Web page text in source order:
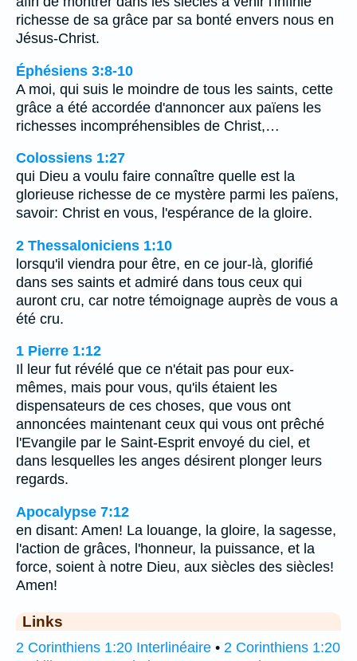
richesse de sa grâce par sa bonté envers nous en
Jésus-Christ.
Éphésiens 3:8-10
A moi, qui suis le moindre de tous les saints, cette
grâce a été accordée d'annoncer aux païens les
richesses incompréhensibles de Christ,…
Colossiens 1:27
qui Dieu a voulu faire connaître quelle est la
glorieuse richesse de ce mystère parmi les païens,
savoir: Christ en vous, l'espérance de la gloire.
2 Thessaloniciens 1:10
lorsqu'il viendra pour être, en ce jour-là, glorifié
dans ses saints et admiré dans tous ceux qui
auront cru, car notre témoignage auprès de vous a
été cru.
1 Pierre 1:12
Il leur fut révélé que ce n'était pas pour eux-
mêmes, mais pour vous, qu'ils étaient les
dispensateurs de ces choses, que vous ont
annoncées maintenant ceux qui vous ont prêché
l'Evangile par le Saint-Esprit envoyé du ciel, et
dans lesquelles les anges désirent plonger leurs
regards.
Apocalypse 7:12
en disant: Amen! La louange, la gloire, la sagesse,
l'action de grâces, l'honneur, la puissance, et la
force, soient à notre Dieu, aux siècles des siècles!
Amen!
Links
2 Corinthiens 1:20 Interlinéaire • 2 Corinthiens 1:20